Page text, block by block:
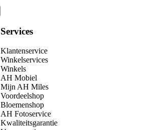
Services
Klantenservice
Winkelservices
Winkels
AH Mobiel
Mijn AH Miles
Voordeelshop
Bloemenshop
AH Fotoservice
Kwaliteitsgarantie